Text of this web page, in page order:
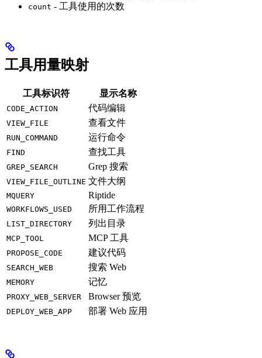
count - 工具使用的次数
工具用量映射
工具标识符 显示名称
CODE_ACTION 代码编辑
VIEW_FILE 查看文件
RUN_COMMAND 运行命令
FIND 查找工具
GREP_SEARCH Grep 搜索
VIEW_FILE_OUTLINE 文件大纲
MQUERY Riptide
WORKFLOWS_USED 所用工作流程
LIST_DIRECTORY 列出目录
MCP_TOOL MCP 工具
PROPOSE_CODE 建议代码
SEARCH_WEB 搜索 Web
MEMORY 记忆
PROXY_WEB_SERVER Browser 预览
DEPLOY_WEB_APP 部署 Web 应用